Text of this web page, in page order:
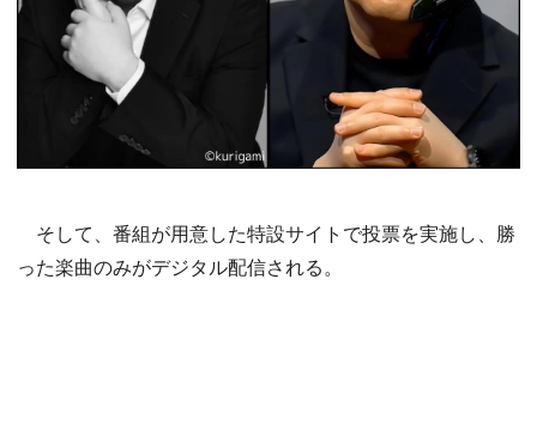
そして、番組が用意した特設サイトで投票を実施し、勝
った楽曲のみがデジタル配信される。